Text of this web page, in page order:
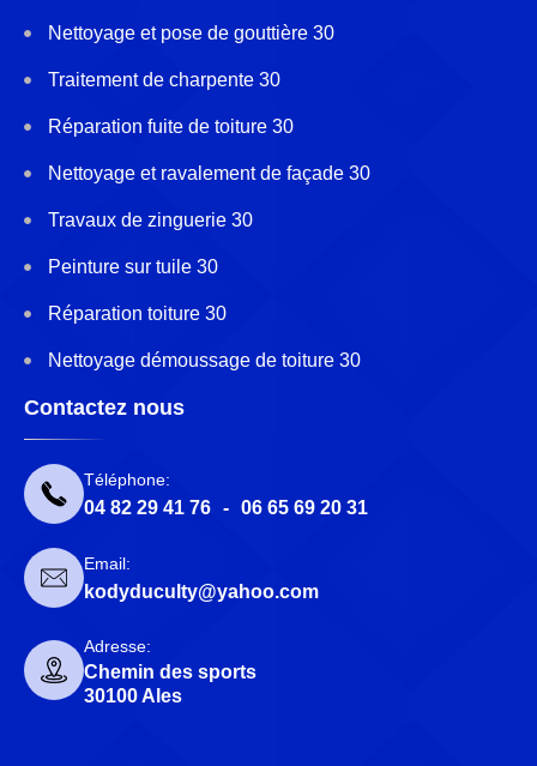
Nettoyage et pose de gouttière 30
Traitement de charpente 30
Réparation fuite de toiture 30
Nettoyage et ravalement de façade 30
Travaux de zinguerie 30
Peinture sur tuile 30
Réparation toiture 30
Nettoyage démoussage de toiture 30
Contactez nous
Téléphone:
04 82 29 41 76 - 06 65 69 20 31
Email:
kodyduculty@yahoo.com
Adresse:
Chemin des sports
30100 Ales